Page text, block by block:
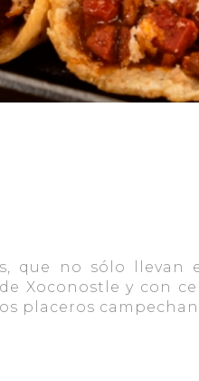
que no sólo
Xoconostle y con
placeros